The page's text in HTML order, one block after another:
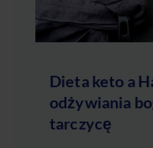
Dieta keto a
odżywiania
tarczycę